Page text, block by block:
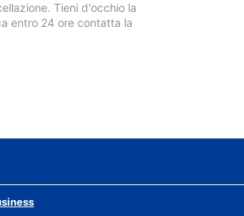
Tieni d'occhio la
entro 24 ore contatta la